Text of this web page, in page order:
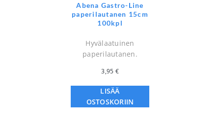
Abena Gastro-Line
paperilautanen 15cm
100kpl
Hyvälaatuinen
paperilautanen.
3,95 €
LISÄÄ
OSTOSKORIIN